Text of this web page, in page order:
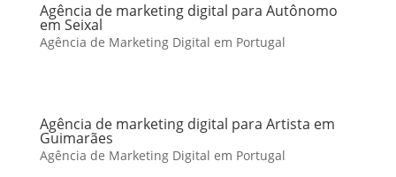
Agência de marketing digital para Autônomo
em Seixal
Agência de Marketing Digital em Portugal
Agência de marketing digital para Artista em
Guimarães
Agência de Marketing Digital em Portugal